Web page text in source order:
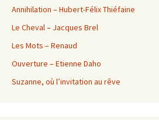
Annihilation – Hubert-Félix Thiéfaine
Le Cheval – Jacques Brel
Les Mots – Renaud
Ouverture – Etienne Daho
Suzanne, où l’invitation au rêve